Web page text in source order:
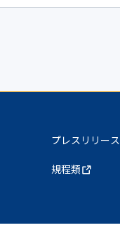
プレスリリース
規程類